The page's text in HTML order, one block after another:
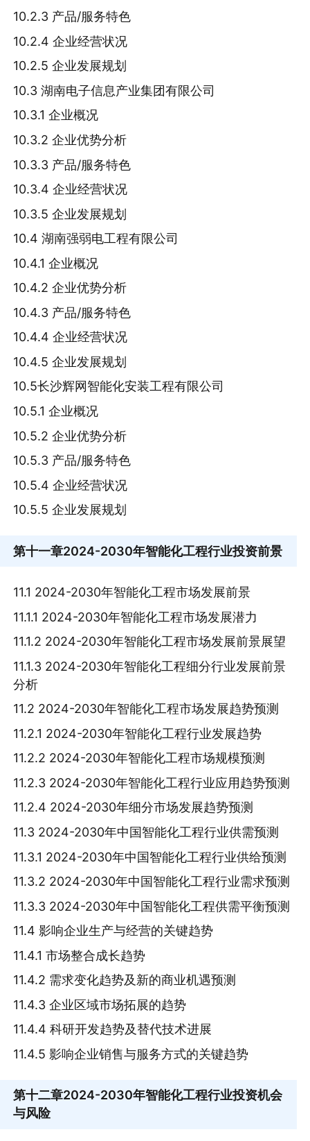
10.2.3 产品/服务特色
10.2.4 企业经营状况
10.2.5 企业发展规划
10.3 湖南电子信息产业集团有限公司
10.3.1 企业概况
10.3.2 企业优势分析
10.3.3 产品/服务特色
10.3.4 企业经营状况
10.3.5 企业发展规划
10.4 湖南强弱电工程有限公司
10.4.1 企业概况
10.4.2 企业优势分析
10.4.3 产品/服务特色
10.4.4 企业经营状况
10.4.5 企业发展规划
10.5长沙辉网智能化安装工程有限公司
10.5.1 企业概况
10.5.2 企业优势分析
10.5.3 产品/服务特色
10.5.4 企业经营状况
10.5.5 企业发展规划
第十一章2024-2030年智能化工程行业投资前景
11.1 2024-2030年智能化工程市场发展前景
11.1.1 2024-2030年智能化工程市场发展潜力
11.1.2 2024-2030年智能化工程市场发展前景展望
11.1.3 2024-2030年智能化工程细分行业发展前景
分析
11.2 2024-2030年智能化工程市场发展趋势预测
11.2.1 2024-2030年智能化工程行业发展趋势
11.2.2 2024-2030年智能化工程市场规模预测
11.2.3 2024-2030年智能化工程行业应用趋势预测
11.2.4 2024-2030年细分市场发展趋势预测
11.3 2024-2030年中国智能化工程行业供需预测
11.3.1 2024-2030年中国智能化工程行业供给预测
11.3.2 2024-2030年中国智能化工程行业需求预测
11.3.3 2024-2030年中国智能化工程供需平衡预测
11.4 影响企业生产与经营的关键趋势
11.4.1 市场整合成长趋势
11.4.2 需求变化趋势及新的商业机遇预测
11.4.3 企业区域市场拓展的趋势
11.4.4 科研开发趋势及替代技术进展
11.4.5 影响企业销售与服务方式的关键趋势
第十二章2024-2030年智能化工程行业投资机会
与风险